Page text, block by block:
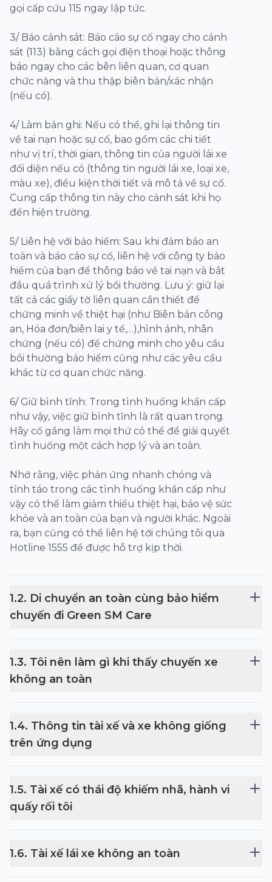
gọi cấp cứu 115 ngay lập tức.
3/ Báo cảnh sát: Báo cáo sự cố ngay cho cảnh
sát (113) bằng cách gọi điện thoại hoặc thông
báo ngay cho các bên liên quan, cơ quan
chức năng và thu thập biên bản/xác nhận
(nếu có).
4/ Làm bản ghi: Nếu có thể, ghi lại thông tin
về tai nạn hoặc sự cố, bao gồm các chi tiết
như vị trí, thời gian, thông tin của người lái xe
đối diện nếu có (thông tin người lái xe, loại xe,
màu xe), điều kiện thời tiết và mô tả về sự cố.
Cung cấp thông tin này cho cảnh sát khi họ
đến hiện trường.
5/ Liên hệ với bảo hiểm: Sau khi đảm bảo an
toàn và báo cáo sự cố, liên hệ với công ty bảo
hiểm của bạn để thông báo về tai nạn và bắt
đầu quá trình xử lý bồi thường. Lưu ý: giữ lại
tất cả các giấy tờ liên quan cần thiết để
chứng minh về thiệt hại (như Biên bản công
an, Hóa đơn/biên lai y tế,…),hình ảnh, nhân
chứng (nếu có) để chứng minh cho yêu cầu
bồi thường bảo hiểm cũng như các yêu cầu
khác từ cơ quan chức năng.
6/ Giữ bình tĩnh: Trong tình huống khẩn cấp
như vậy, việc giữ bình tĩnh là rất quan trọng.
Hãy cố gắng làm mọi thứ có thể để giải quyết
tình huống một cách hợp lý và an toàn.
Nhớ rằng, việc phản ứng nhanh chóng và
tỉnh táo trong các tình huống khẩn cấp như
vậy có thể làm giảm thiểu thiệt hại, bảo vệ sức
khỏe và an toàn của bạn và người khác. Ngoài
ra, bạn cũng có thể liên hệ tới chúng tôi qua
Hotline 1555 để được hỗ trợ kịp thời.
1.2. Di chuyển an toàn cùng bảo hiểm
chuyến đi Green SM Care
1.3. Tôi nên làm gì khi thấy chuyến xe
không an toàn
1.4. Thông tin tài xế và xe không giống
trên ứng dụng
1.5. Tài xế có thái độ khiếm nhã, hành vi
quấy rối tôi
1.6. Tài xế lái xe không an toàn